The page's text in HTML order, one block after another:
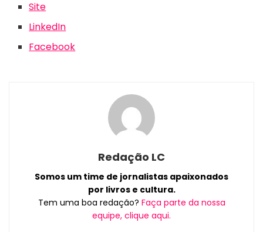
Site
LinkedIn
Facebook
Redação LC
Somos um time de jornalistas apaixonados
por livros e cultura.
Tem uma boa redação? Faça parte da nossa
equipe, clique aqui.